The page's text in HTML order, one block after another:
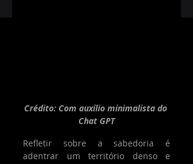
Crédito: Com auxílio minimalista do
Chat GPT
Refletir sobre a sabedoria é
adentrar um território denso e